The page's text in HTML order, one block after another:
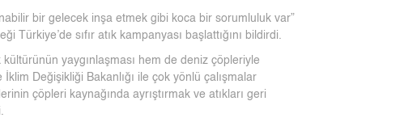
bir gelecek inşa etmek gibi koca bir sorumluluk var”
sıfır atık kampanyası başlattığını bildirdi.
kültürünün yaygınlaşması hem de deniz çöpleriyle
Değişikliği Bakanlığı ile çok yönlü çalışmalar
çöpleri kaynağında ayrıştırmak ve atıkları geri